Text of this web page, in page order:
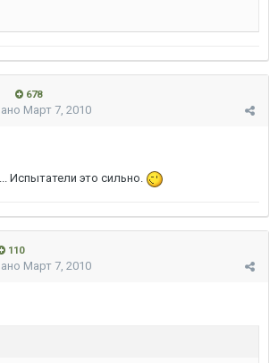
678
Март 7, 2010
Испытатели это сильно.
110
Март 7, 2010